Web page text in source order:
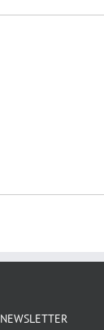
NEWSLETTER